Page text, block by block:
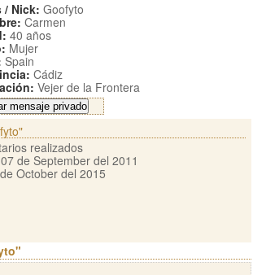
/ Nick: Goofyto
Carmen
40 años
Mujer
Spain
Cádiz
Vejer de la Frontera
realizados
07 de September del 2011
October del 2015